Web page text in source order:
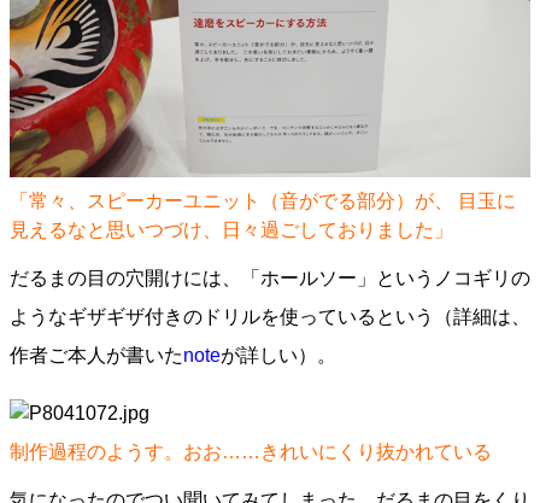
「常々、スピーカーユニット（音がでる部分）が、 目玉に
見えるなと思いつづけ、日々過ごしておりました」
だるまの目の穴開けには、「ホールソー」というノコギリの
ようなギザギザ付きのドリルを使っているという（詳細は、
作者ご本人が書いたnoteが詳しい）。
制作過程のようす。おお……きれいにくり抜かれている